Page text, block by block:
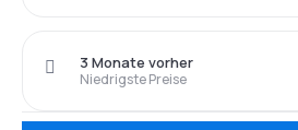
Niedrigste Preise
3 Monate vorher